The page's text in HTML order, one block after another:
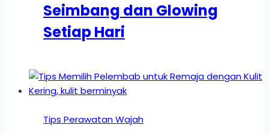
Seimbang dan Glowing
Setiap Hari
Tips Perawatan Wajah